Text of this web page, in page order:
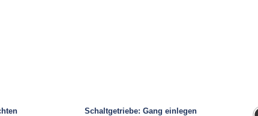
Schaltgetriebe: Gang einlegen